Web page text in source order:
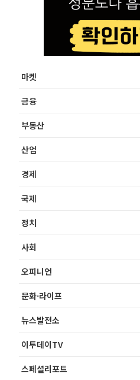
마켓
금융
부동산
산업
경제
국제
정치
사회
오피니언
문화·라이프
뉴스발전소
이투데이TV
스페셜리포트